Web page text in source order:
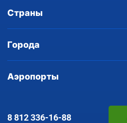
Страны
Города
Аэропорты
8 812336-16-88